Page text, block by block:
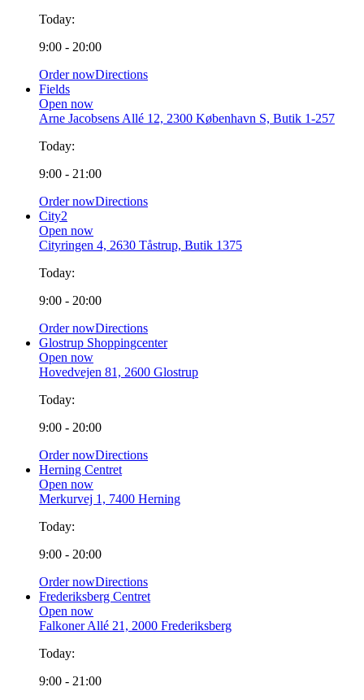
Today:
9:00 - 20:00
Order nowDirections
Fields
Open now
Arne Jacobsens Allé 12, 2300 København S, Butik 1-257
Today:
9:00 - 21:00
Order nowDirections
City2
Open now
Cityringen 4, 2630 Tåstrup, Butik 1375
Today:
9:00 - 20:00
Order nowDirections
Glostrup Shoppingcenter
Open now
Hovedvejen 81, 2600 Glostrup
Today:
9:00 - 20:00
Order nowDirections
Herning Centret
Open now
Merkurvej 1, 7400 Herning
Today:
9:00 - 20:00
Order nowDirections
Frederiksberg Centret
Open now
Falkoner Allé 21, 2000 Frederiksberg
Today:
9:00 - 21:00